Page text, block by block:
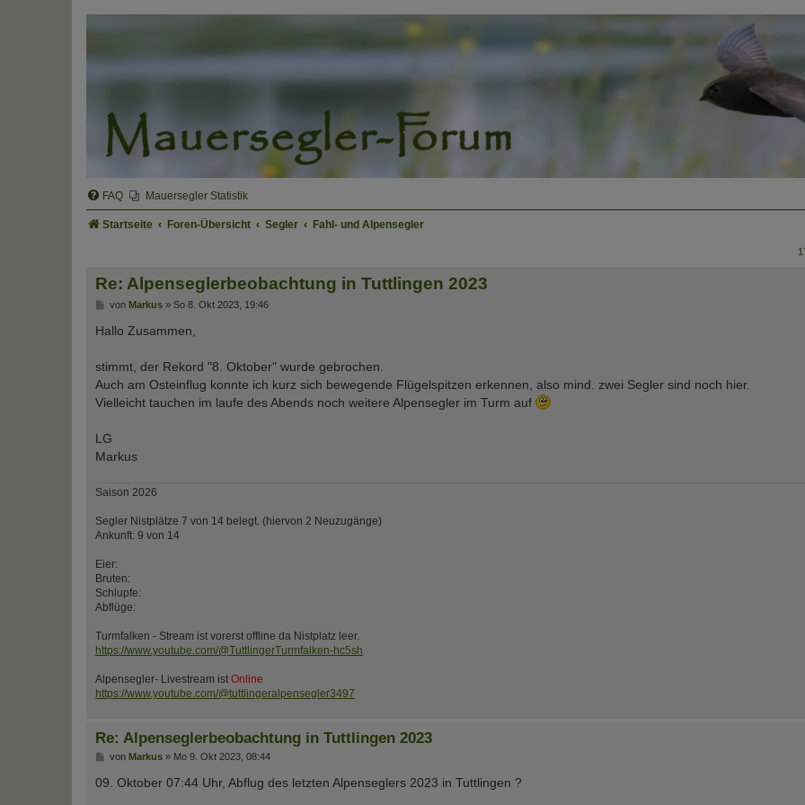
FAQ Mauersegler Statistik
Startseite Foren-Übersicht Segler Fahl- und Alpensegler
Re: Alpenseglerbeobachtung in Tuttlingen 2023
B
i
t
a
g
von Markus» So 8. Okt 2023, 19:46
Hallo Zusammen,
stimmt, der Rekord "8. Oktober" wurde gebrochen.
Auch am Osteinflug konnte ich kurz sich bewegende Flügelspitzen erkennen, also mind. zwei Segler sind noch hier.
Vielleicht tauchen im laufe des Abends noch weitere Alpensegler im Turm auf
LG
Markus
Saison 2026
Segler Nistplätze 7 von 14 belegt. (hiervon 2 Neuzugänge)
Ankunft: 9 von 14
Eier:
Bruten:
Schlupfe:
Abflüge:
Turmfalken - Stream ist vorerst offline da Nistplatz leer.
https://www.youtube.com/@TuttlingerTurmfalken-hc5sh
Alpensegler- Livestream ist Online
https://www.youtube.com/@tuttlingeralpensegler3497
Re: Alpenseglerbeobachtung in Tuttlingen 2023
B
i
t
von Markus» Mo 9. Okt 2023, 08:44
09. Oktober 07:44 Uhr, Abflug des letzten Alpenseglers 2023 in Tuttlingen ?